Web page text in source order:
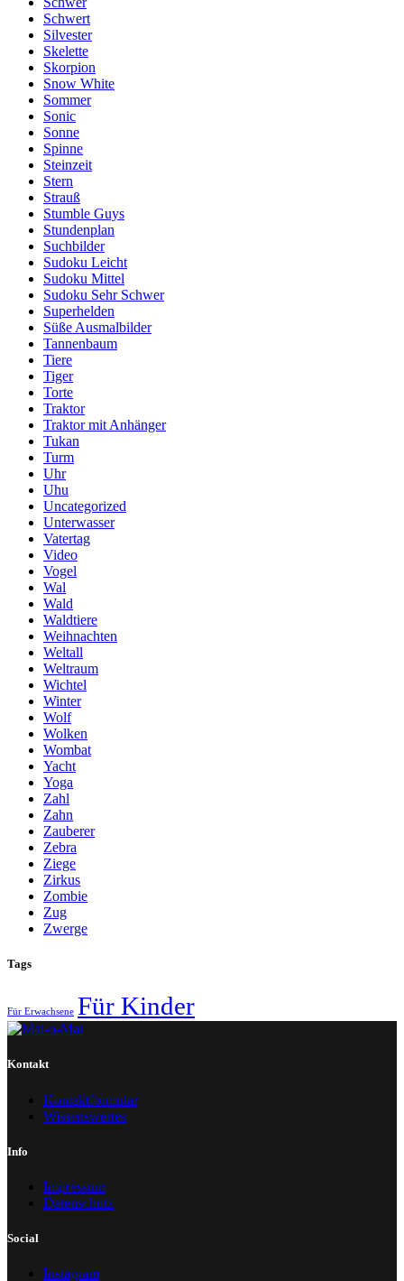
Schwert
Silvester
Skelette
Skorpion
Snow White
Sommer
Sonic
Sonne
Spinne
Steinzeit
Stern
Strauß
Stumble Guys
Stundenplan
Suchbilder
Sudoku Leicht
Sudoku Mittel
Sudoku Sehr Schwer
Superhelden
Süße Ausmalbilder
Tannenbaum
Tiere
Tiger
Torte
Traktor
Traktor mit Anhänger
Tukan
Turm
Uhr
Uhu
Uncategorized
Unterwasser
Vatertag
Video
Vogel
Wal
Wald
Waldtiere
Weihnachten
Weltall
Weltraum
Wichtel
Winter
Wolf
Wolken
Wombat
Yacht
Yoga
Zahl
Zahn
Zauberer
Zebra
Ziege
Zirkus
Zombie
Zug
Zwerge
Tags
Für Erwachsene Für Kinder
Kontakt
Kontaktformular
Wissenswertes
Info
Impressum
Datenschutz
Social
Instagram